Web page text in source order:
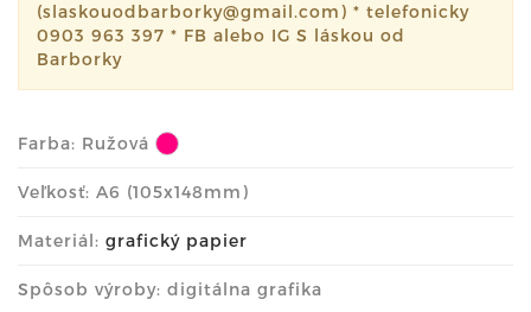
(slaskouodbarborky@gmail.com) * telefonicky
0903 963 397 * FB alebo IG S láskou od
Barborky
Farba: Ružová
Veľkosť: A6 (105x148mm)
Materiál: grafický papier
Spôsob výroby: digitálna grafika